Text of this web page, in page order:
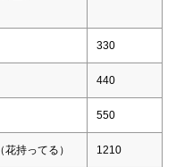
330
440
550
持ってる） 1210